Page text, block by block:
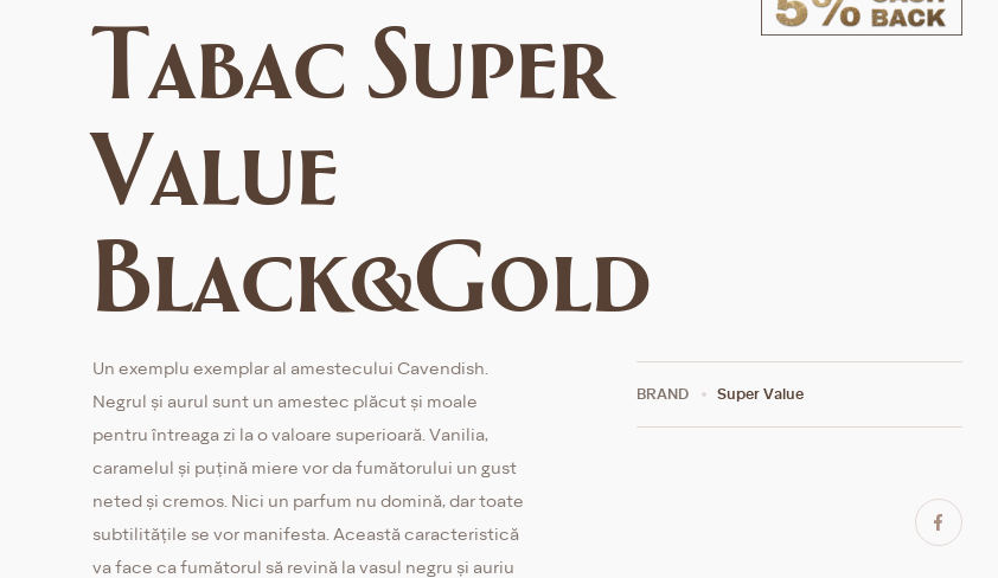
Tabac Super
Value
Black&Gold
Un exemplu exemplar al amestecului Cavendish.
Negrul și aurul sunt un amestec plăcut și moale
pentru întreaga zi la o valoare superioară. Vanilia,
caramelul și puțină miere vor da fumătorului un gust
neted și cremos. Nici un parfum nu domină, dar toate
subtilitățile se vor manifesta. Această caracteristică
va face ca fumătorul să revină la vasul negru și auriu
BRAND Super Value